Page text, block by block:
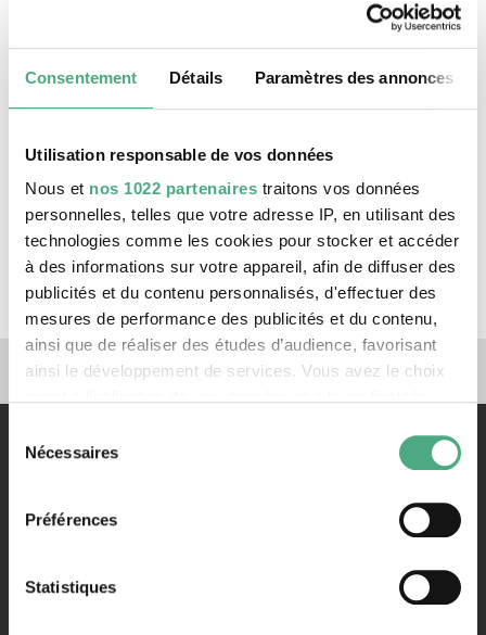
Consentement Détails Paramètres des annonces
Utilisation responsable de vos données
Nous et nos 1022 partenaires traitons vos données
personnelles, telles que votre adresse IP, en utilisant des
technologies comme les cookies pour stocker et accéder
à des informations sur votre appareil, afin de diffuser des
publicités et du contenu personnalisés, d'effectuer des
mesures de performance des publicités et du contenu,
ainsi que de réaliser des études d’audience, favorisant
ainsi le développement de services. Vous avez le choix
tout moment en consultant la Déclaration relative aux
cookies ou en cliquant sur l'icône de confidentialité.
Si vous le permettez, nous aimerions également :
géographique qui peuvent être précises à plusieurs
Nécessaires
Préférences
Statistiques
l'église Sainte-Marie de Vilnius et au musée
Reina Sofia de Madrid, ainsi que des concerts
scéniques à Porto, Stockholm, Londres,
Website:www.heinergoebbels.com
Expositions
Heiner Goebbels - 862 - Une machine à oracle
Liens vers nos canaux de
Rathausstraße 75 – 79